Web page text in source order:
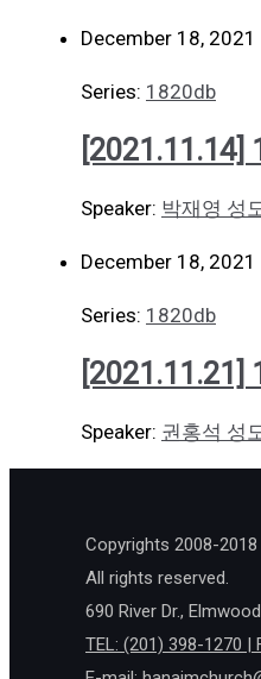
December 18, 2021
Series: 1820db
Speaker: 박재영 성
December 18, 2021
Series: 1820db
[2021.11.21]
Speaker: 권홍석 성
Copyrights 2008-
All rights reserved.
690 River Dr.,
TEL: (201) 398-1270 |